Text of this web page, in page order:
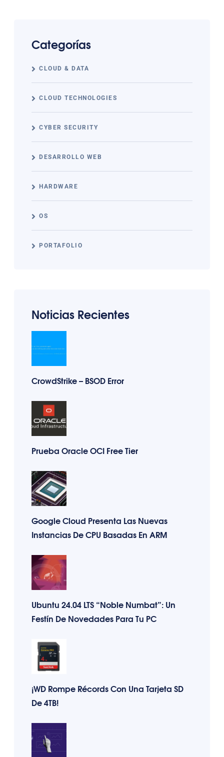
Categorías
CLOUD & DATA
CLOUD TECHNOLOGIES
CYBER SECURITY
DESARROLLO WEB
HARDWARE
OS
PORTAFOLIO
Noticias Recientes
CrowdStrike – BSOD Error
Prueba Oracle OCI Free Tier
Google Cloud Presenta Las Nuevas
Instancias De CPU Basadas En ARM
Ubuntu 24.04 LTS “Noble Numbat”: Un
Festín De Novedades Para Tu PC
¡WD Rompe Récords Con Una Tarjeta SD
De 4TB!